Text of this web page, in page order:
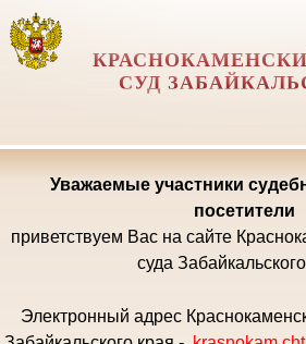
СУД
Уважаемые участники
посетители
приветствуем Вас на сайте
суда
Электронный адрес